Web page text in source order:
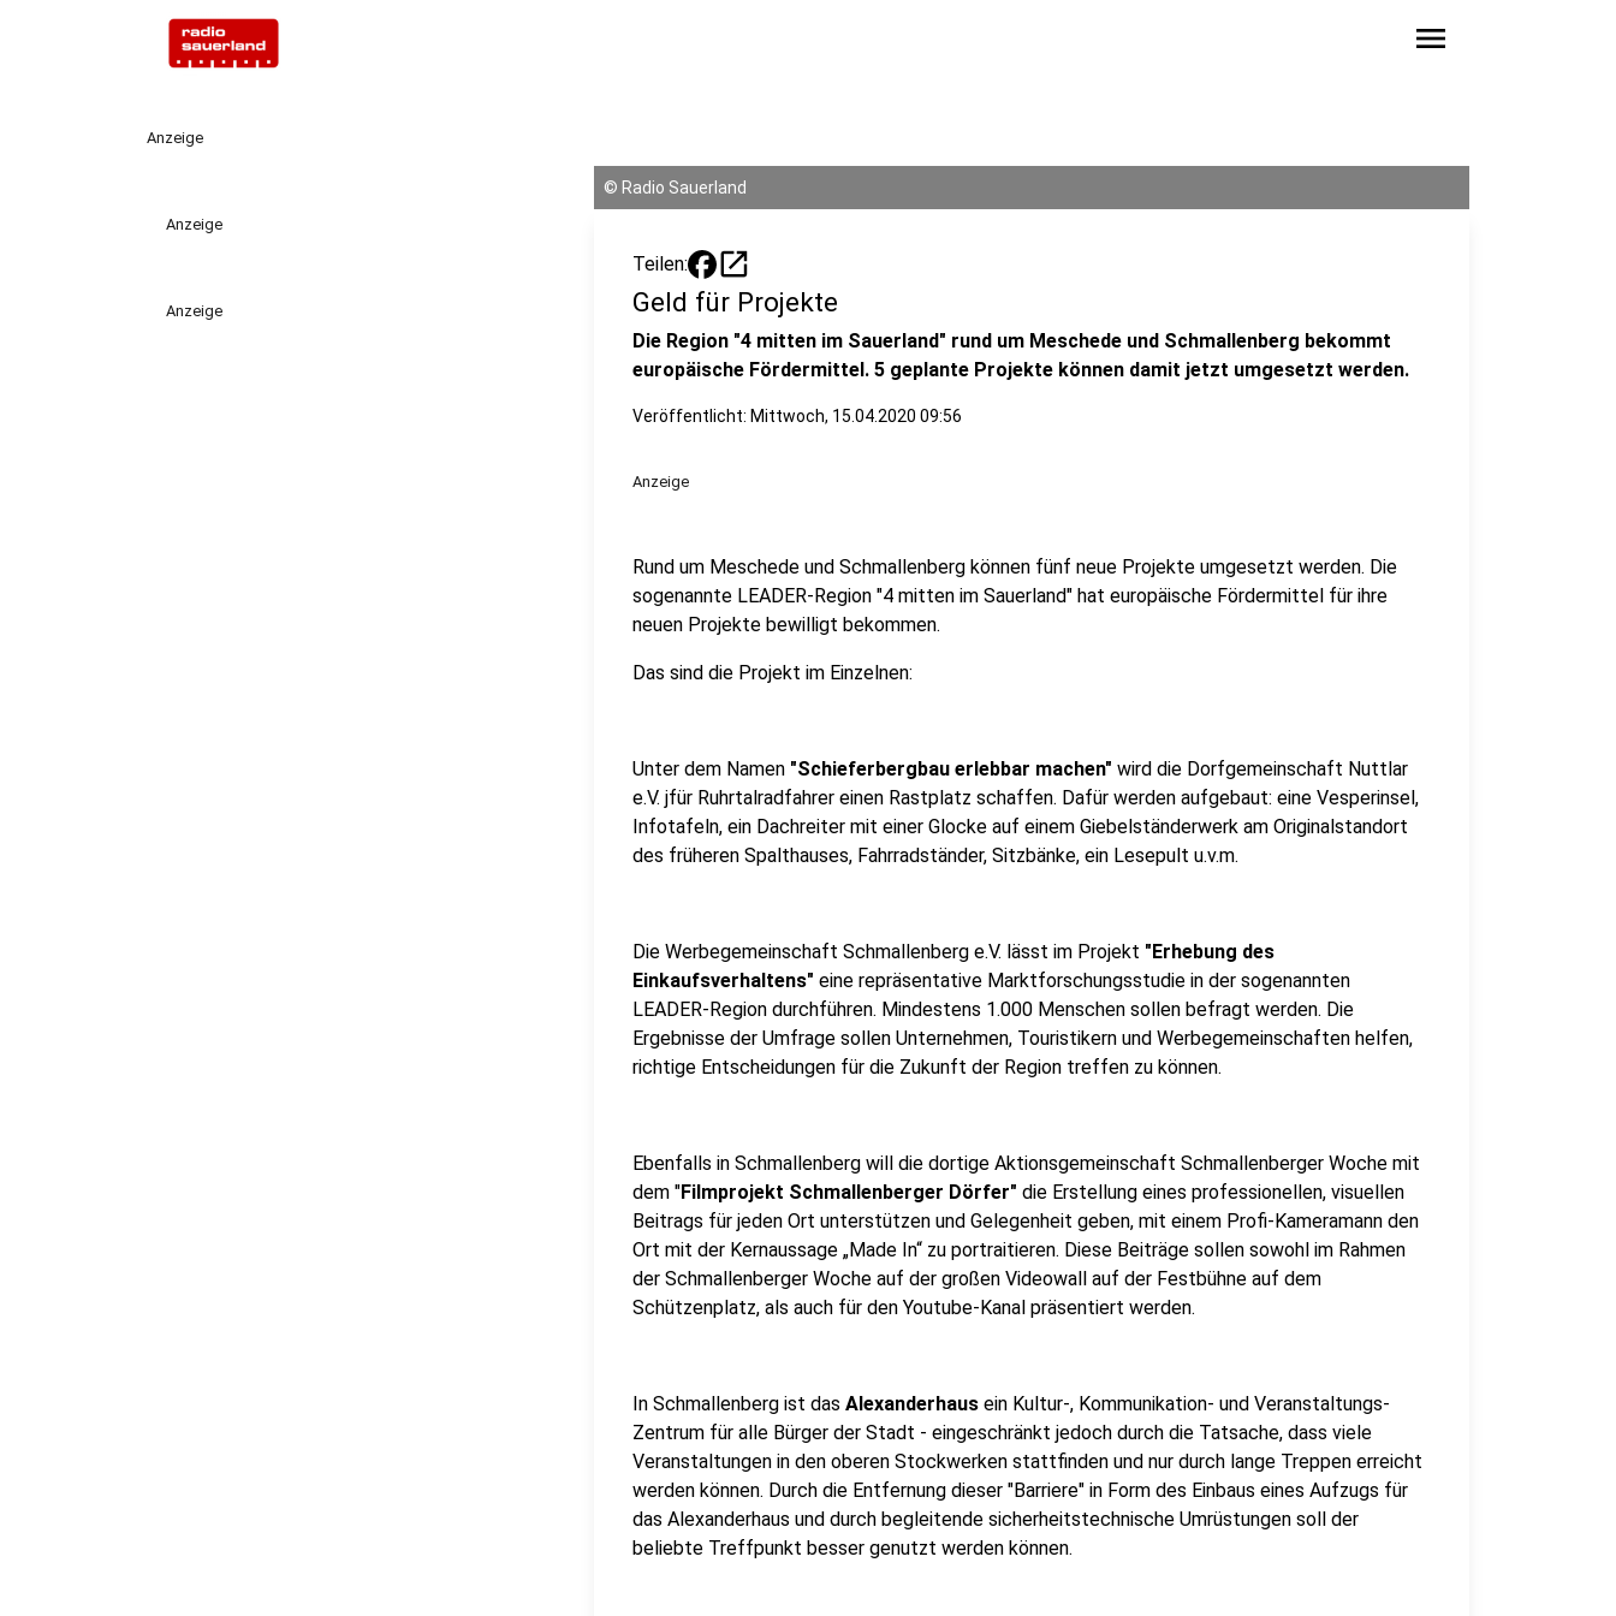
menu
Anzeige
Anzeige
Anzeige
© Radio Sauerland
Teilen: open_in_new
Geld für Projekte
Die Region "4 mitten im Sauerland" rund um Meschede und Schmallenberg bekommt
europäische Fördermittel. 5 geplante Projekte können damit jetzt umgesetzt werden.
Veröffentlicht: Mittwoch, 15.04.2020 09:56
Anzeige
Rund um Meschede und Schmallenberg können fünf neue Projekte umgesetzt werden. Die
sogenannte LEADER-Region "4 mitten im Sauerland" hat europäische Fördermittel für ihre
neuen Projekte bewilligt bekommen.
Das sind die Projekt im Einzelnen:
Unter dem Namen "Schieferbergbau erlebbar machen" wird die Dorfgemeinschaft Nuttlar
e.V. jfür Ruhrtalradfahrer einen Rastplatz schaffen. Dafür werden aufgebaut: eine Vesperinsel,
Infotafeln, ein Dachreiter mit einer Glocke auf einem Giebelständerwerk am Originalstandort
des früheren Spalthauses, Fahrradständer, Sitzbänke, ein Lesepult u.v.m.
Die Werbegemeinschaft Schmallenberg e.V. lässt im Projekt "Erhebung des
Einkaufsverhaltens" eine repräsentative Marktforschungsstudie in der sogenannten
LEADER-Region durchführen. Mindestens 1.000 Menschen sollen befragt werden. Die
Ergebnisse der Umfrage sollen Unternehmen, Touristikern und Werbegemeinschaften helfen,
richtige Entscheidungen für die Zukunft der Region treffen zu können.
Ebenfalls in Schmallenberg will die dortige Aktionsgemeinschaft Schmallenberger Woche mit
dem "Filmprojekt Schmallenberger Dörfer" die Erstellung eines professionellen, visuellen
Beitrags für jeden Ort unterstützen und Gelegenheit geben, mit einem Profi-Kameramann den
Ort mit der Kernaussage „Made In“ zu portraitieren. Diese Beiträge sollen sowohl im Rahmen
der Schmallenberger Woche auf der großen Videowall auf der Festbühne auf dem
Schützenplatz, als auch für den Youtube-Kanal präsentiert werden.
In Schmallenberg ist das Alexanderhaus ein Kultur-, Kommunikation- und Veranstaltungs-
Zentrum für alle Bürger der Stadt - eingeschränkt jedoch durch die Tatsache, dass viele
Veranstaltungen in den oberen Stockwerken stattfinden und nur durch lange Treppen erreicht
werden können. Durch die Entfernung dieser "Barriere" in Form des Einbaus eines Aufzugs für
das Alexanderhaus und durch begleitende sicherheitstechnische Umrüstungen soll der
beliebte Treffpunkt besser genutzt werden können.